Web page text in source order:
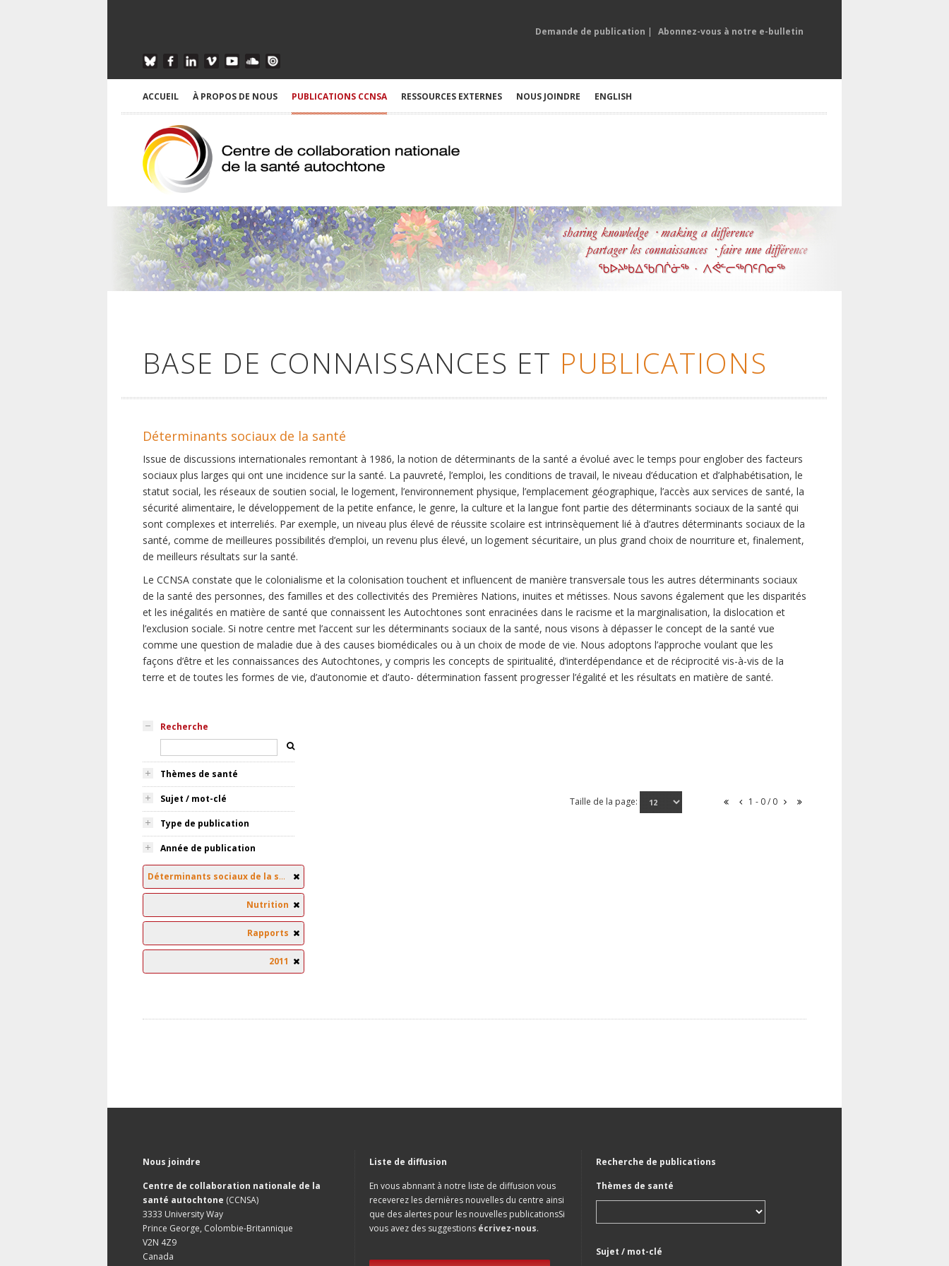
Demande de publication | Abonnez-vous à notre e-bulletin
ACCUEIL À PROPOS DE NOUS PUBLICATIONS CCNSA RESSOURCES EXTERNES NOUS JOINDRE ENGLISH
BASE DE CONNAISSANCES ET PUBLICATIONS
Déterminants sociaux de la santé
Issue de discussions internationales remontant à 1986, la notion de déterminants de la santé a évolué avec le temps pour englober des facteurs
sociaux plus larges qui ont une incidence sur la santé. La pauvreté, l’emploi, les conditions de travail, le niveau d’éducation et d’alphabétisation, le
statut social, les réseaux de soutien social, le logement, l’environnement physique, l’emplacement géographique, l’accès aux services de santé, la
sécurité alimentaire, le développement de la petite enfance, le genre, la culture et la langue font partie des déterminants sociaux de la santé qui
sont complexes et interreliés. Par exemple, un niveau plus élevé de réussite scolaire est intrinsèquement lié à d’autres déterminants sociaux de la
santé, comme de meilleures possibilités d’emploi, un revenu plus élevé, un logement sécuritaire, un plus grand choix de nourriture et, finalement,
de meilleurs résultats sur la santé.
Le CCNSA constate que le colonialisme et la colonisation touchent et influencent de manière transversale tous les autres déterminants sociaux
de la santé des personnes, des familles et des collectivités des Premières Nations, inuites et métisses. Nous savons également que les disparités
et les inégalités en matière de santé que connaissent les Autochtones sont enracinées dans le racisme et la marginalisation, la dislocation et
l’exclusion sociale. Si notre centre met l’accent sur les déterminants sociaux de la santé, nous visons à dépasser le concept de la santé vue
comme une question de maladie due à des causes biomédicales ou à un choix de mode de vie. Nous adoptons l’approche voulant que les
façons d’être et les connaissances des Autochtones, y compris les concepts de spiritualité, d’interdépendance et de réciprocité vis-à-vis de la
terre et de toutes les formes de vie, d’autonomie et d’auto- détermination fassent progresser l’égalité et les résultats en matière de santé.
Recherche
Thèmes de santé
Sujet / mot-clé
Type de publication
Année de publication
Déterminants sociaux de la santé
Nutrition
Rapports
2011
Taille de la page: 1 - 0 / 0
Nous joindre
Centre de collaboration nationale de la
santé autochtone (CCNSA)
3333 University Way
Prince George, Colombie-Britannique
V2N 4Z9
Canada
Liste de diffusion
En vous abnnant à notre liste de diffusion vous
receverez les dernières nouvelles du centre ainsi
que des alertes pour les nouvelles publicationsSi
vous avez des suggestions écrivez-nous.
Recherche de publications
Thèmes de santé
Sujet / mot-clé